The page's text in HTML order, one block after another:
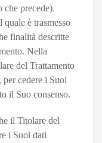
precede).
è trasmesso
finalità descritte
Nella
del Trattamento
cedere i Suoi
il Suo consenso.
il Titolare del
i Suoi dati